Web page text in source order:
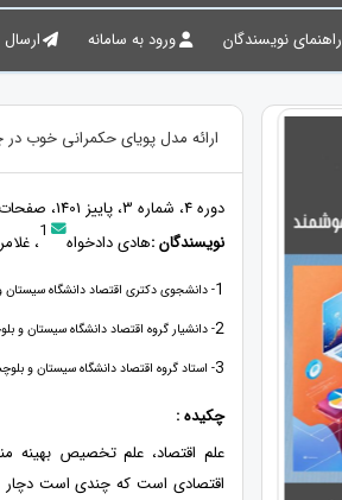
راهنمای نویسندگان ورود به سامانه ارسال
ارائه مدل پویای حکمرانی خوب در
دوره 4، شماره 3، پاییز 1401، صفحات 78 - 98
نویسندگان :هادی دادخواه 1،
1- دانشجوی دکتری اقتصاد دانشگاه سیستان
2- دانشیار گروه اقتصاد دانشگاه سیستان و
3- استاد گروه اقتصاد دانشگاه سیستان و
چکیده :
علم اقتصاد، علم تخصیص بهینه
اقتصادی است که چندی است دچار